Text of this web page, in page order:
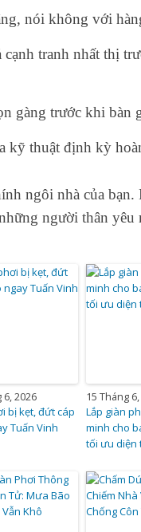
nói không với
tranh nhất thị
gàng trước khi bàn
kỹ thuật định kỳ
ngôi nhà của
người thân yêu
6, 2026
bị kẹt, đứt cáp
Tuấn Vinh
15 Tháng
Lắp giàn
minh cho
tối ưu diện